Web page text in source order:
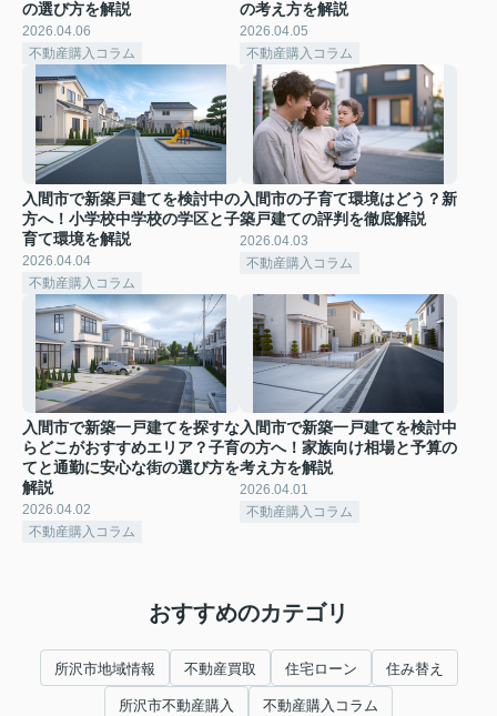
の選び方を解説
2026.04.06
不動産購入コラム
の考え方を解説
2026.04.05
不動産購入コラム
入間市で新築戸建てを検討中の
方へ！小学校中学校の学区と子
育て環境を解説
2026.04.04
不動産購入コラム
入間市の子育て環境はどう？新
築戸建ての評判を徹底解説
2026.04.03
不動産購入コラム
入間市で新築一戸建てを探すな
らどこがおすすめエリア？子育
てと通勤に安心な街の選び方を
解説
2026.04.02
不動産購入コラム
入間市で新築一戸建てを検討中
の方へ！家族向け相場と予算の
考え方を解説
2026.04.01
不動産購入コラム
おすすめのカテゴリ
所沢市地域情報 不動産買取 住宅ローン 住み替え
所沢市不動産購入 不動産購入コラム